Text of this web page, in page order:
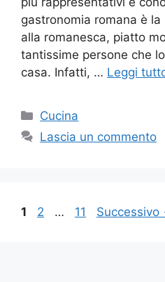
gastronomia romana è
alla romanesca, piatto
tantissime persone che
casa. Infatti, … Leggi
Categorie
Cucina
Lascia un commento
Pagina
1 Pagina
2 … Pagina
11 Successivo